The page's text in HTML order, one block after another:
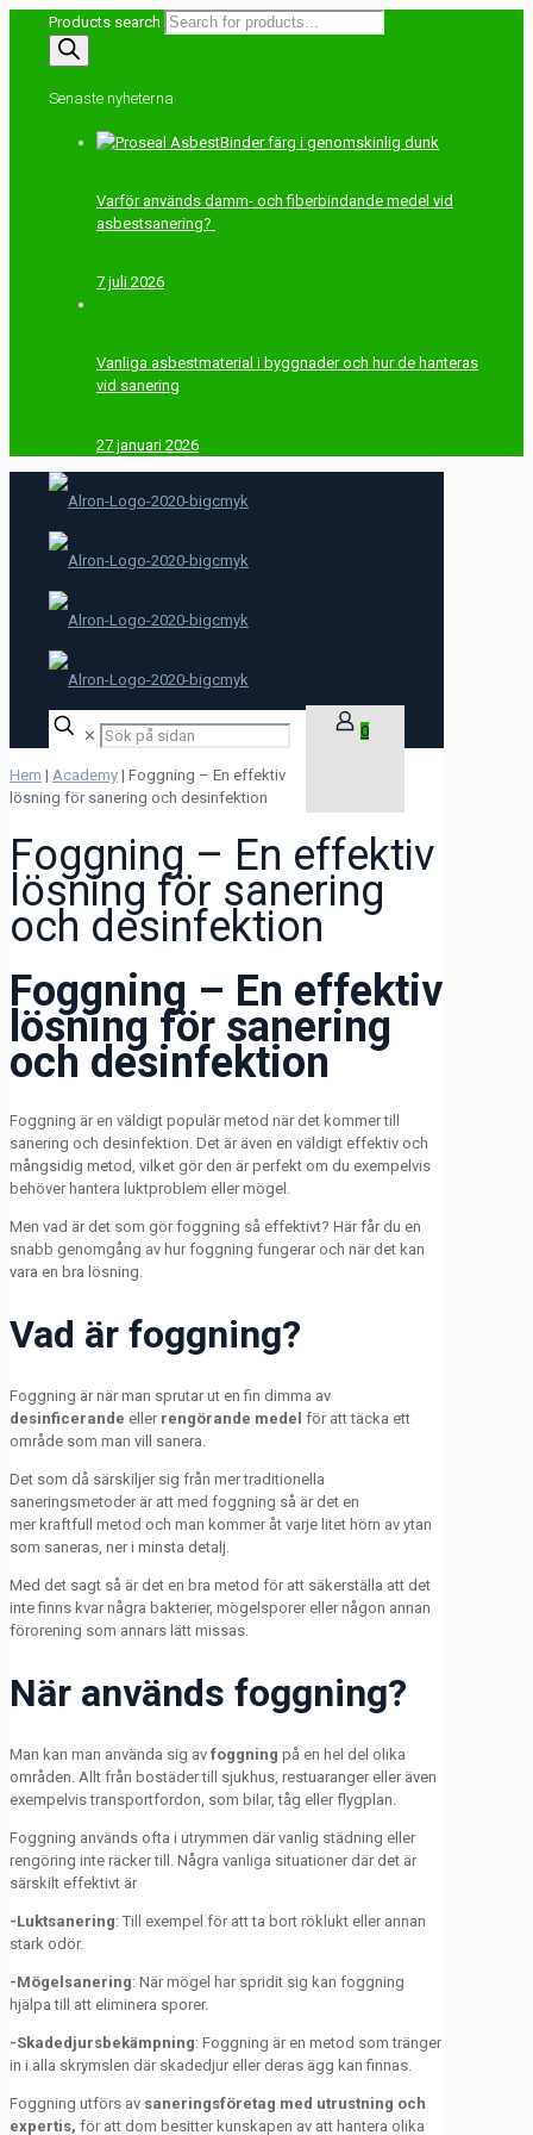
Products search
Senaste nyheterna
Varför används damm- och fiberbindande medel vid
asbestsanering?
7 juli 2026
Vanliga asbestmaterial i byggnader och hur de hanteras
vid sanering
27 januari 2026
0
✕
Hem | Academy | Foggning – En effektiv
lösning för sanering och desinfektion
Foggning – En effektiv
lösning för sanering
och desinfektion
Foggning – En effektiv
lösning för sanering
och desinfektion
Foggning är en väldigt populär metod när det kommer till
sanering och desinfektion. Det är även en väldigt effektiv och
mångsidig metod, vilket gör den är perfekt om du exempelvis
behöver hantera luktproblem eller mögel.
Men vad är det som gör foggning så effektivt? Här får du en
snabb genomgång av hur foggning fungerar och när det kan
vara en bra lösning.
Vad är foggning?
Foggning är när man sprutar ut en fin dimma av
desinficerande eller rengörande medel för att täcka ett
område som man vill sanera.
Det som då särskiljer sig från mer traditionella
saneringsmetoder är att med foggning så är det en
mer kraftfull metod och man kommer åt varje litet hörn av ytan
som saneras, ner i minsta detalj.
Med det sagt så är det en bra metod för att säkerställa att det
inte finns kvar några bakterier, mögelsporer eller någon annan
förorening som annars lätt missas.
När används foggning?
Man kan man använda sig av foggning på en hel del olika
områden. Allt från bostäder till sjukhus, restuaranger eller även
exempelvis transportfordon, som bilar, tåg eller flygplan.
Foggning används ofta i utrymmen där vanlig städning eller
rengöring inte räcker till. Några vanliga situationer där det är
särskilt effektivt är
-Luktsanering: Till exempel för att ta bort röklukt eller annan
stark odör.
-Mögelsanering: När mögel har spridit sig kan foggning
hjälpa till att eliminera sporer.
-Skadedjursbekämpning: Foggning är en metod som tränger
in i alla skrymslen där skadedjur eller deras ägg kan finnas.
Foggning utförs av saneringsföretag med utrustning och
expertis, för att dom besitter kunskapen av att hantera olika